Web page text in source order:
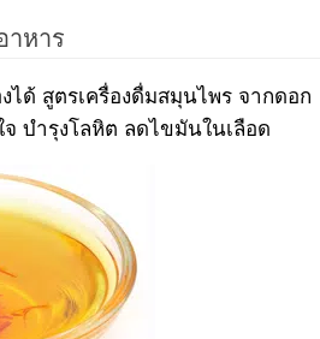
หาร
ได้ สูตรเครื่องดื่มสมุนไพร จากดอก
บำรุงโลหิต ลดไขมันในเลือด